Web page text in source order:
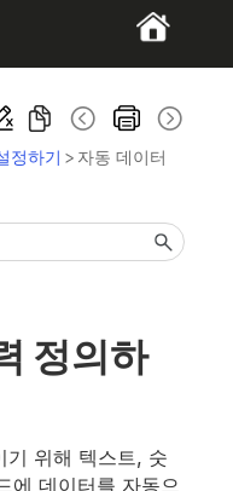
정하기 > 자동 데이터
정의하
기 위해 텍스트, 숫
에 데이터를 자동으